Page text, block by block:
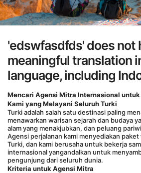
'edswfasdfds' does not
meaningful translation
language, including
Mencari Agensi Mitra Internasional
Kami yang Melayani Seluruh Turki
Turki adalah salah satu destinasi paling
menawarkan warisan sejarah dan budaya
alam yang menakjubkan, dan peluang
Agensi perjalanan kami menyediakan
Turki, dan kami berusaha untuk bekerja
internasional yangandalkan untuk
pengunjung dari seluruh dunia.
Kriteria untuk Agensi Mitra